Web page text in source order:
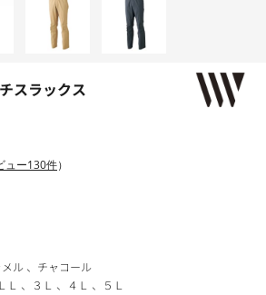
スラックス
ュー130件）
ル 、チャコール
Ｌ 、３Ｌ 、４Ｌ 、５Ｌ